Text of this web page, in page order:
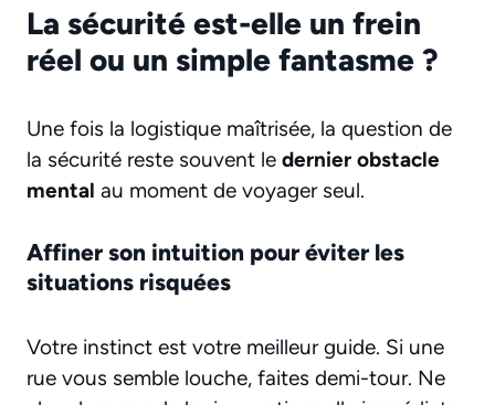
La sécurité est-elle un frein
réel ou un simple fantasme ?
Une fois la logistique maîtrisée, la question de
la sécurité reste souvent le dernier obstacle
mental au moment de voyager seul.
Affiner son intuition pour éviter les
situations risquées
Votre instinct est votre meilleur guide. Si une
rue vous semble louche, faites demi-tour. Ne